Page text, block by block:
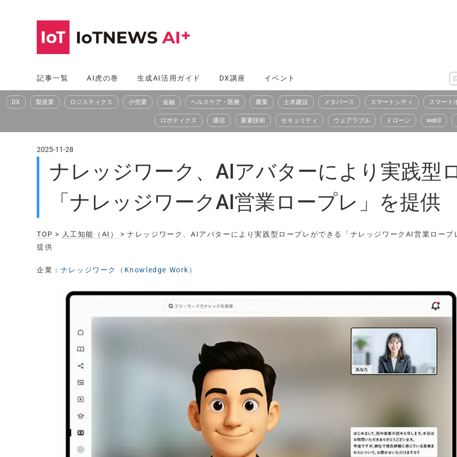
へ
ス
記事一覧 AI虎の巻 生成AI活用ガイド DX講座 イベント
DX 製造業 ロジスティクス 小売業 金融 ヘルスケア・医療 農業 土木建設 メタバース スマートシティ スマート
ロボティクス 通信 要素技術 セキュリティ ウェアラブル ドローン web3
2025-11-28
ナレッジワーク、AIアバターにより実践型
「ナレッジワークAI営業ロープレ」を提供
TOP > 人工知能（AI）
> ナレッジワーク、AIアバターにより実践型ロープレができる「ナレッジワークAI営業ロープ
提供
企業： ナレッジワーク（Knowledge Work）